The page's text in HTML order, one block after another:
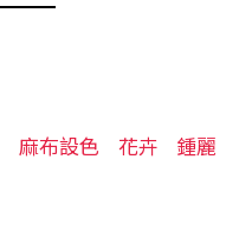
麻布設色 花卉
鍾麗